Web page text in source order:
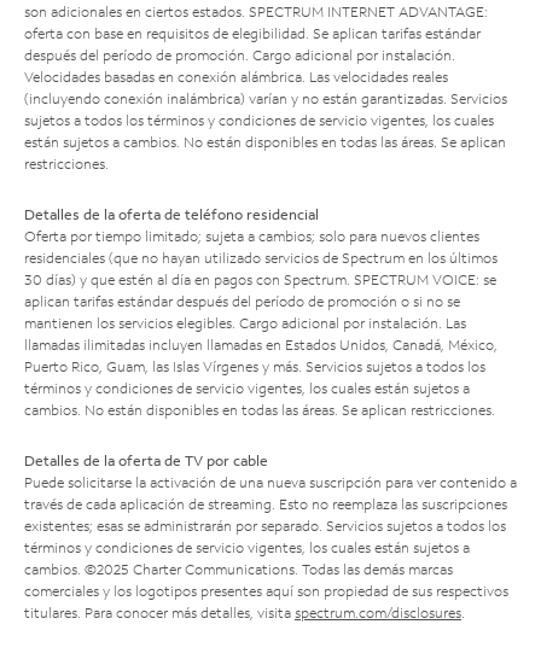
son adicionales en ciertos estados. SPECTRUM INTERNET ADVANTAGE:
oferta con base en requisitos de elegibilidad. Se aplican tarifas estándar
después del período de promoción. Cargo adicional por instalación.
Velocidades basadas en conexión alámbrica. Las velocidades reales
(incluyendo conexión inalámbrica) varían y no están garantizadas. Servicios
sujetos a todos los términos y condiciones de servicio vigentes, los cuales
están sujetos a cambios. No están disponibles en todas las áreas. Se aplican
restricciones.
Detalles de la oferta de teléfono residencial
Oferta por tiempo limitado; sujeta a cambios; solo para nuevos clientes
residenciales (que no hayan utilizado servicios de Spectrum en los últimos
30 días) y que estén al día en pagos con Spectrum. SPECTRUM VOICE: se
aplican tarifas estándar después del período de promoción o si no se
mantienen los servicios elegibles. Cargo adicional por instalación. Las
llamadas ilimitadas incluyen llamadas en Estados Unidos, Canadá, México,
Puerto Rico, Guam, las Islas Vírgenes y más. Servicios sujetos a todos los
términos y condiciones de servicio vigentes, los cuales están sujetos a
cambios. No están disponibles en todas las áreas. Se aplican restricciones.
Detalles de la oferta de TV por cable
Puede solicitarse la activación de una nueva suscripción para ver contenido a
través de cada aplicación de streaming. Esto no reemplaza las suscripciones
existentes; esas se administrarán por separado. Servicios sujetos a todos los
términos y condiciones de servicio vigentes, los cuales están sujetos a
cambios. ©2025 Charter Communications. Todas las demás marcas
comerciales y los logotipos presentes aquí son propiedad de sus respectivos
titulares. Para conocer más detalles, visita spectrum.com/disclosures